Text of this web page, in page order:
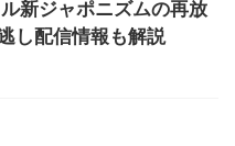
新ジャポニズムの再放
し配信情報も解説